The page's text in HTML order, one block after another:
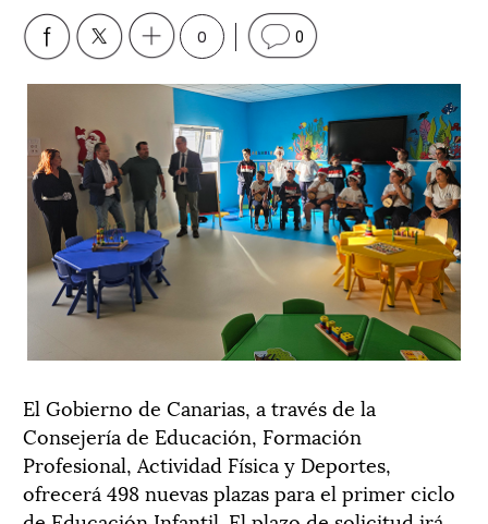
0 0
El Gobierno de Canarias, a través de la
Consejería de Educación, Formación
Profesional, Actividad Física y Deportes,
ofrecerá 498 nuevas plazas para el primer ciclo